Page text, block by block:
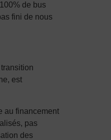
de bus
fini de nous
est
au financement
pas
des